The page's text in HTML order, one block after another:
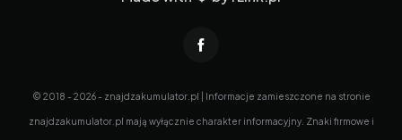
© 2018 - 2026 - znajdzakumulator.pl | Informacje zamieszczone na stronie
znajdzakumulator.pl mają wyłącznie charakter informacyjny. Znaki firmowe i